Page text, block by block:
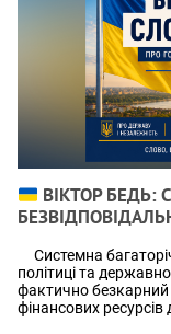
ВІКТОР БЕДЬ:
Системна
політиці та
фактично безкарний
фінансових